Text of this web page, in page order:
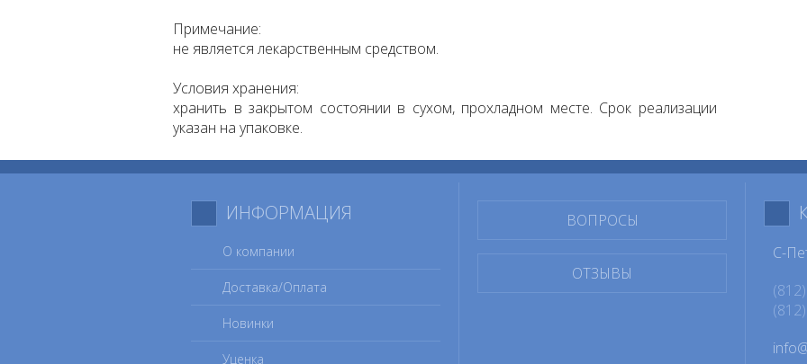
Примечание:
не является лекарственным средством.
Условия хранения:
хранить в закрытом состоянии в сухом, прохладном месте. Срок реализации
указан на упаковке.
ИНФОРМАЦИЯ
О компании
Доставка/Оплата
Новинки
Уценка
ВОПРОСЫ
ОТЗЫВЫ
С-
(812)
(812)